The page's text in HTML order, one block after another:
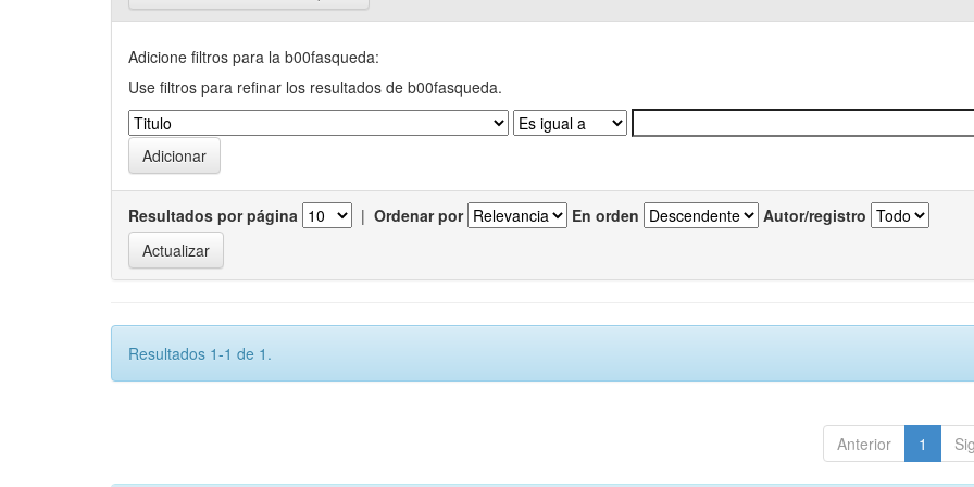
Adicione filtros para la b00fasqueda:
Use filtros para refinar los resultados de b00fasqueda.
Resultados por página | Ordenar por En orden Autor/registro
Resultados 1-1 de 1.
Anterior 1